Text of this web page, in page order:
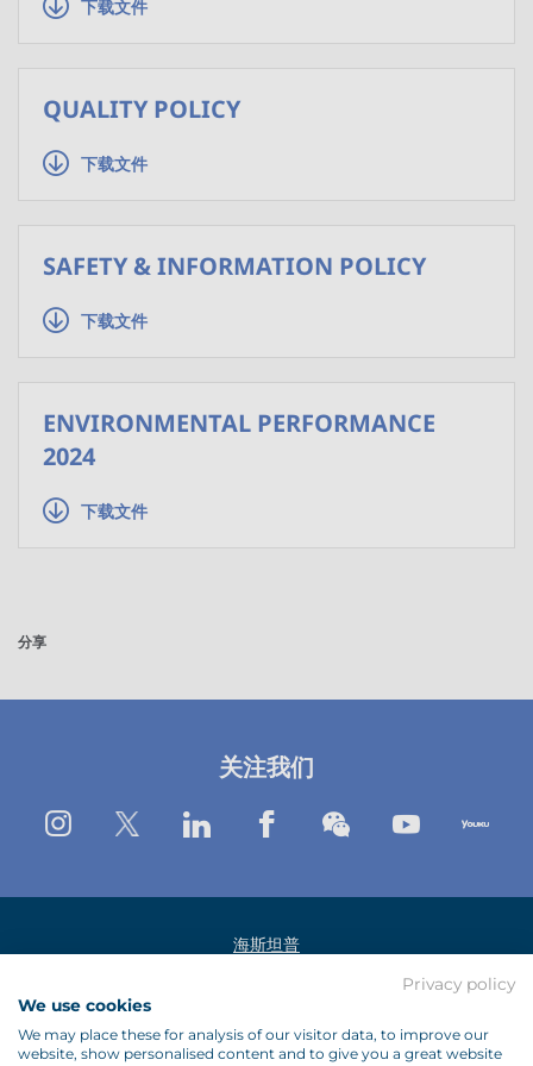
下载文件
QUALITY POLICY
下载文件
SAFETY & INFORMATION POLICY
下载文件
ENVIRONMENTAL PERFORMANCE
2024
下载文件
分享
关注我们
Instagram
TwitterLinkedinFacebook
WechatYoutube
海斯坦普
数据保护政策
Privacy policy
We use cookies
We may place these for analysis of our visitor data, to improve our
website, show personalised content and to give you a great website